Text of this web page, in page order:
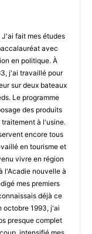
J'ai fait mes études
avec
en politique. À
j'ai travaillé pour
sur deux bateaux
Le programme
des produits
à l'usine.
encore tous
en tourisme et
vivre en région
l'Acadie nouvelle à
mes premiers
déjà ce
octobre 1993, j'ai
presque complet